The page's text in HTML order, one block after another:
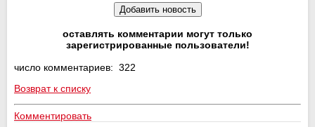
оставлять комментарии могут только
зарегистрированные пользователи!
число комментариев: 322
Возврат к списку
Комментировать